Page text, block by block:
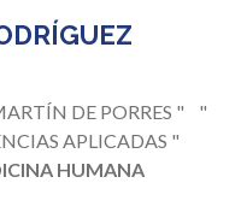
DE PORRES " "
APLICADAS "
HUMANA